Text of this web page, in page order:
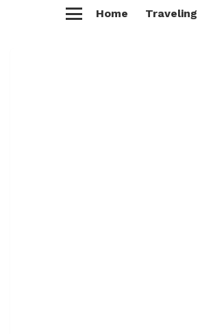
Home Traveling